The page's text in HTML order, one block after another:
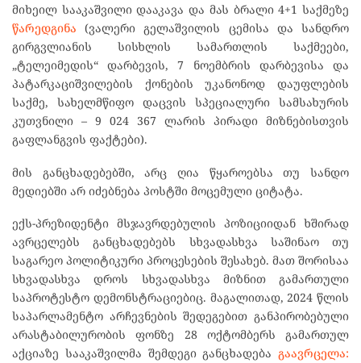
მიხეილ სააკაშვილი დააკავა და მას ბრალი 4+1 საქმეზე
წარედგინა (ვალერი გელაშვილის ცემისა და სანდრო
გირგვლიანის სისხლის სამართლის საქმეები,
„ტელეიმედის“ დარბევის, 7 ნოემბრის დარბევისა და
პატარკაციშვილების ქონების უკანონოდ დაუფლების
საქმე, სახელმწიფო დაცვის სპეციალური სამსახურის
კუთვნილი – 9 024 367 ლარის პირადი მიზნებისთვის
გაფლანგვის ფაქტები).
მის განცხადებებში, არც ღია წყაროებსა თუ სანდო
მედიებში არ იძებნება პოსტში მოცემული ციტატა.
ექს-პრეზიდენტი მსჯავრდებულის პოზიციიდან ხშირად
ავრცელებს განცხადებებს სხვადასხვა საშინაო თუ
საგარეო პოლიტიკური პროცესების შესახებ. მათ შორისაა
სხვადასხვა დროს სხვადასხვა მიზნით გამართული
საპროტესტო დემონსტრაციებიც. მაგალითად, 2024 წლის
საპარლამენტო არჩევნების შედეგებით განპირობებული
არასტაბილურობის ფონზე 28 ოქტომბერს გამართულ
აქციაზე სააკაშვილმა შემდეგი განცხადება გაავრცელა: